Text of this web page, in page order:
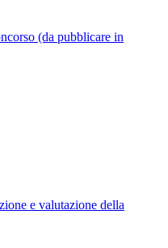
(da pubblicare in
e valutazione della